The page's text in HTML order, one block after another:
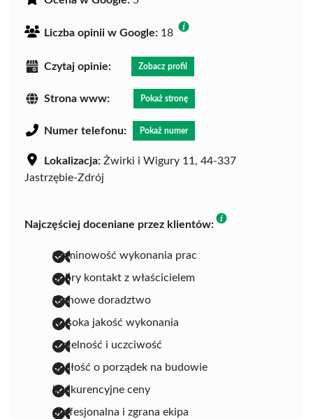
Liczba opinii w Google: 18
Czytaj opinie: Zobacz profil
Strona www: Pokaż stronę
Numer telefonu: Pokaż numer
Lokalizacja: Żwirki i Wigury 11, 44-337
Jastrzębie-Zdrój
Najczęściej doceniane przez klientów:
terminowość wykonania prac
dobry kontakt z właścicielem
fachowe doradztwo
wysoka jakość wykonania
rzetelność i uczciwość
dbałość o porządek na budowie
konkurencyjne ceny
profesjonalna i zgrana ekipa